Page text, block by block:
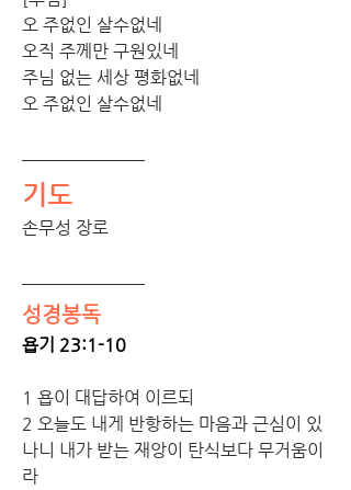
오 주없인 살수없네
오직 주께만 구원있네
주님 없는 세상 평화없네
오 주없인 살수없네
기도
손무성 장로
성경봉독
욥기 23:1-10
1 욥이 대답하여 이르되
2 오늘도 내게 반항하는 마음과 근심이 있
나니 내가 받는 재앙이 탄식보다 무거움이
라